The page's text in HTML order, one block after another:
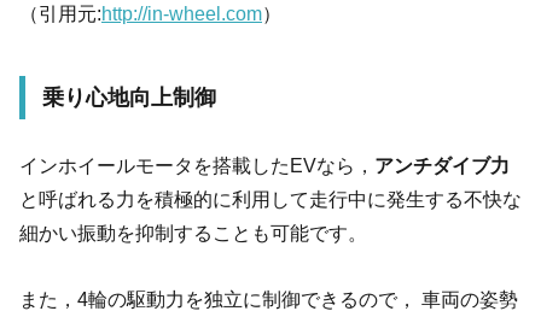
（引用元:http://in-wheel.com）
乗り心地向上制御
インホイールモータを搭載したEVなら， アンチダイブ力
と呼ばれる力を積極的に利用して走行中に発生する不快な
細かい振動を抑制することも可能です。
また，4輪の駆動力を独立に制御できるので， 車両の姿勢